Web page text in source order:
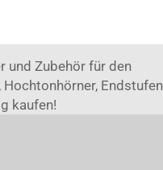
und Zubehör für den
Endstufen
kaufen!